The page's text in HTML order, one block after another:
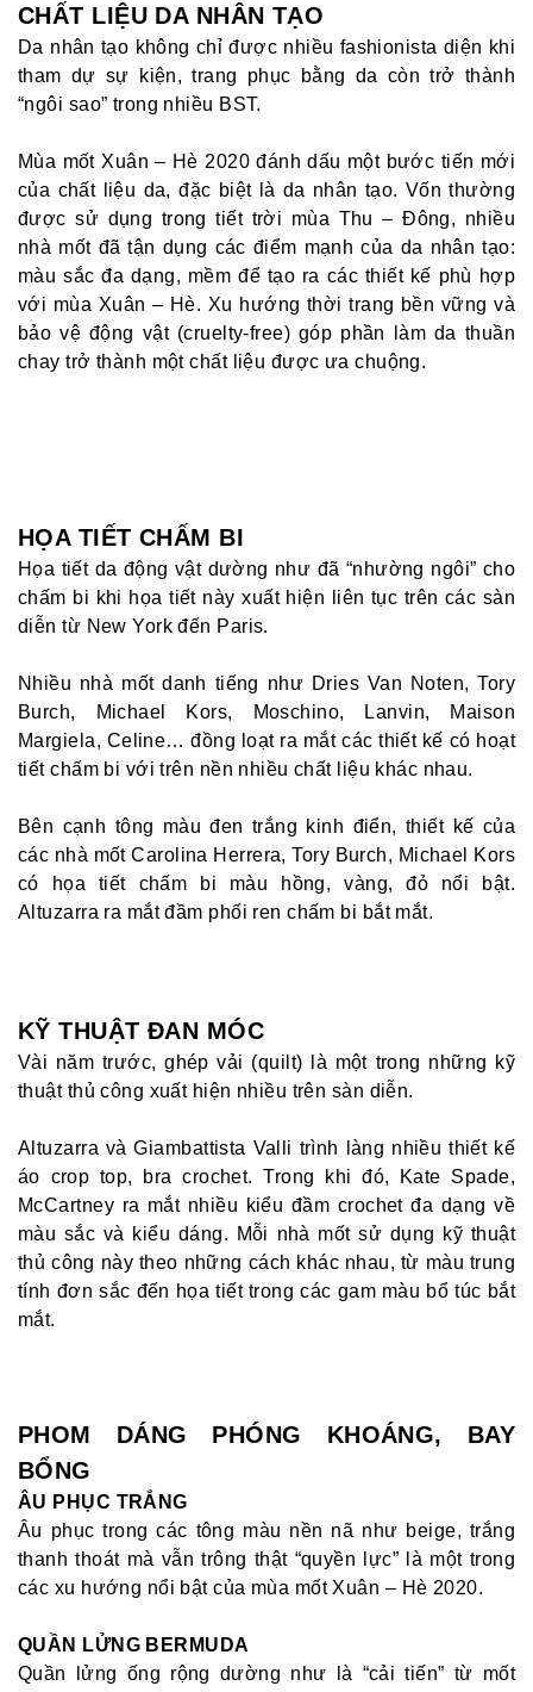
CHẤT LIỆU DA NHÂN TẠO
Da nhân tạo không chỉ được nhiều fashionista diện khi
tham dự sự kiện, trang phục bằng da còn trở thành
“ngôi sao” trong nhiều BST.
Mùa mốt Xuân – Hè 2020 đánh dấu một bước tiến mới
của chất liệu da, đặc biệt là da nhân tạo. Vốn thường
được sử dụng trong tiết trời mùa Thu – Đông, nhiều
nhà mốt đã tận dụng các điểm mạnh của da nhân tạo:
màu sắc đa dạng, mềm để tạo ra các thiết kế phù hợp
với mùa Xuân – Hè. Xu hướng thời trang bền vững và
bảo vệ động vật (cruelty-free) góp phần làm da thuần
chay trở thành một chất liệu được ưa chuộng.
HỌA TIẾT CHẤM BI
Họa tiết da động vật dường như đã “nhường ngôi” cho
chấm bi khi họa tiết này xuất hiện liên tục trên các sàn
diễn từ New York đến Paris.
Nhiều nhà mốt danh tiếng như Dries Van Noten, Tory
Burch, Michael Kors, Moschino, Lanvin, Maison
Margiela, Celine… đồng loạt ra mắt các thiết kế có hoạt
tiết chấm bi với trên nền nhiều chất liệu khác nhau.
Bên cạnh tông màu đen trắng kinh điển, thiết kế của
các nhà mốt Carolina Herrera, Tory Burch, Michael Kors
có họa tiết chấm bi màu hồng, vàng, đỏ nổi bật.
Altuzarra ra mắt đầm phối ren chấm bi bắt mắt.
KỸ THUẬT ĐAN MÓC
Vài năm trước, ghép vải (quilt) là một trong những kỹ
thuật thủ công xuất hiện nhiều trên sàn diễn.
Altuzarra và Giambattista Valli trình làng nhiều thiết kế
áo crop top, bra crochet. Trong khi đó, Kate Spade,
McCartney ra mắt nhiều kiểu đầm crochet đa dạng về
màu sắc và kiểu dáng. Mỗi nhà mốt sử dụng kỹ thuật
thủ công này theo những cách khác nhau, từ màu trung
tính đơn sắc đến họa tiết trong các gam màu bổ túc bắt
mắt.
PHOM DÁNG PHÓNG KHOÁNG, BAY
BỔNG
ÂU PHỤC TRẮNG
Âu phục trong các tông màu nền nã như beige, trắng
thanh thoát mà vẫn trông thật “quyền lực” là một trong
các xu hướng nổi bật của mùa mốt Xuân – Hè 2020.
QUẦN LỬNG BERMUDA
Quần lửng ống rộng dường như là “cải tiến” từ mốt